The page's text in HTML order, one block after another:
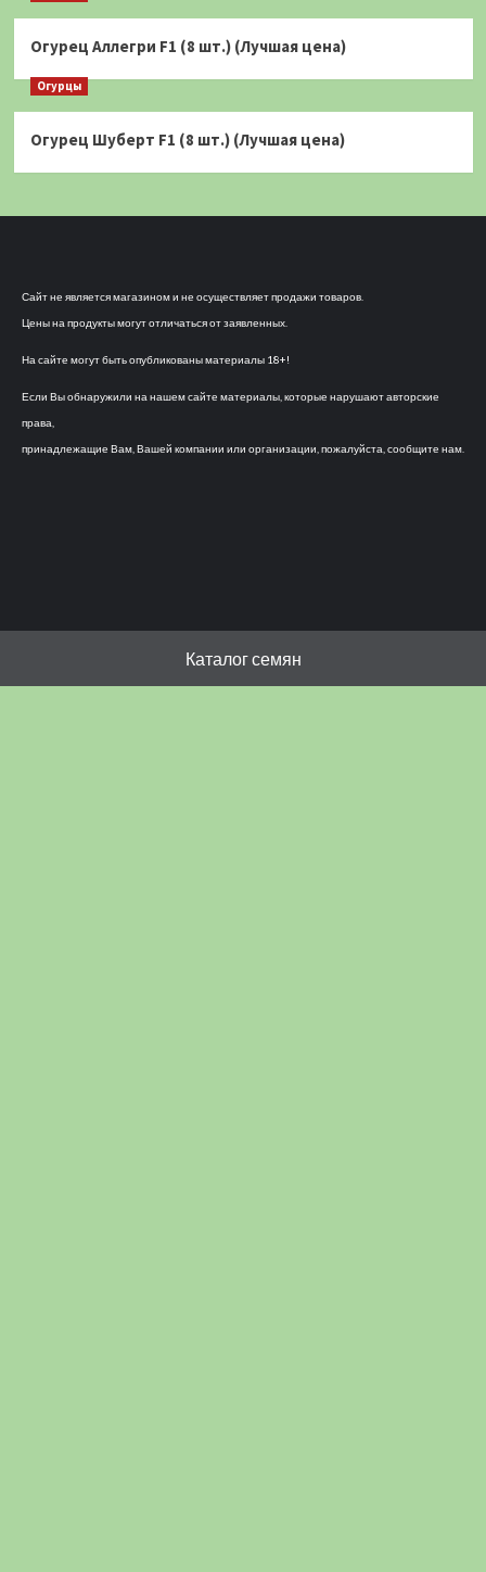
Огурец Аллегри F1 (8 шт.) (Лучшая цена)
Огурцы
Огурец Шуберт F1 (8 шт.) (Лучшая цена)
Сайт не является магазином и не осуществляет продажи товаров.
Цены на продукты могут отличаться от заявленных.
На сайте могут быть опубликованы материалы 18+!
Если Вы обнаружили на нашем сайте материалы, которые нарушают авторские
права,
принадлежащие Вам, Вашей компании или организации, пожалуйста, сообщите нам.
Каталог семян